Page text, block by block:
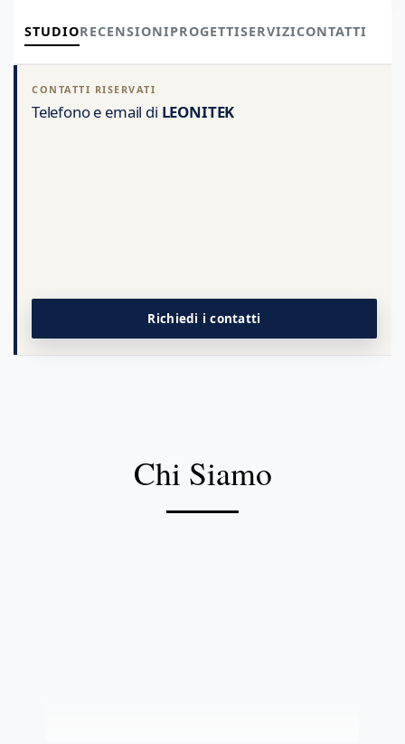
STUDIORECENSIONIPROGETTISERVIZICONTATTI
CONTATTI RISERVATI
Telefono e email di LEONITEK
Richiedi i contatti
Chi Siamo